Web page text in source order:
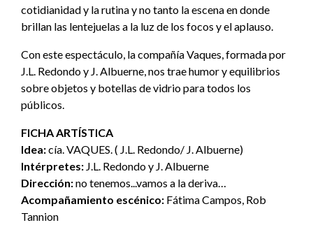
cotidianidad y la rutina y no tanto la escena en donde
brillan las lentejuelas a la luz de los focos y el aplauso.
Con este espectáculo, la compañía Vaques, formada por
J.L. Redondo y J. Albuerne, nos trae humor y equilibrios
sobre objetos y botellas de vidrio para todos los
públicos.
FICHA ARTÍSTICA
Idea:cía. VAQUES. ( J.L. Redondo/ J. Albuerne)
Intérpretes: J.L. Redondo y J. Albuerne
Dirección:no tenemos...vamos a la deriva…
Acompañamiento escénico: Fátima Campos, Rob
Tannion